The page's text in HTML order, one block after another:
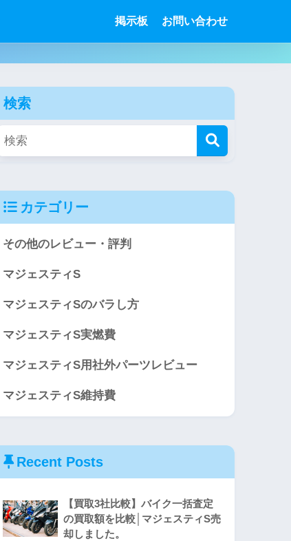
掲示板 お問い合わせ
検索
カテゴリー
その他のレビュー・評判
マジェスティS
マジェスティSのバラし方
マジェスティS実燃費
マジェスティS用社外パーツレビュー
マジェスティS維持費
Recent Posts
【買取3社比較】バイク一括査定
の買取額を比較│マジェスティS売
却しました。